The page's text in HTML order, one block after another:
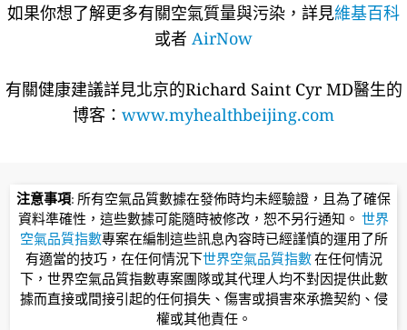
如果你想了解更多有關空氣質量與污染，詳見維基百科
或者 AirNow
有關健康建議詳​​見北京的Richard Saint Cyr MD醫生的
博客： www.myhealthbeijing.com
注意事項: 所有空氣品質數據在發佈時均未經驗證，且為了確保
資料準確性，這些數據可能隨時被修改，恕不另行通知。 世界
空氣品質指數專案在編制這些訊息內容時已經謹慎的運用了所
有適當的技巧，在任何情況下世界空氣品質指數在任何情況
下，世界空氣品質指數專案團隊或其代理人均不對因提供此數
據而直接或間接引起的任何損失、傷害或損害來承擔契約、侵
權或其他責任。